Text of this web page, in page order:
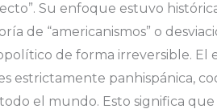
Su enfoque estuvo
de “americanismos” o
de forma irreversible. El
panhispánica,
el mundo. Esto significa